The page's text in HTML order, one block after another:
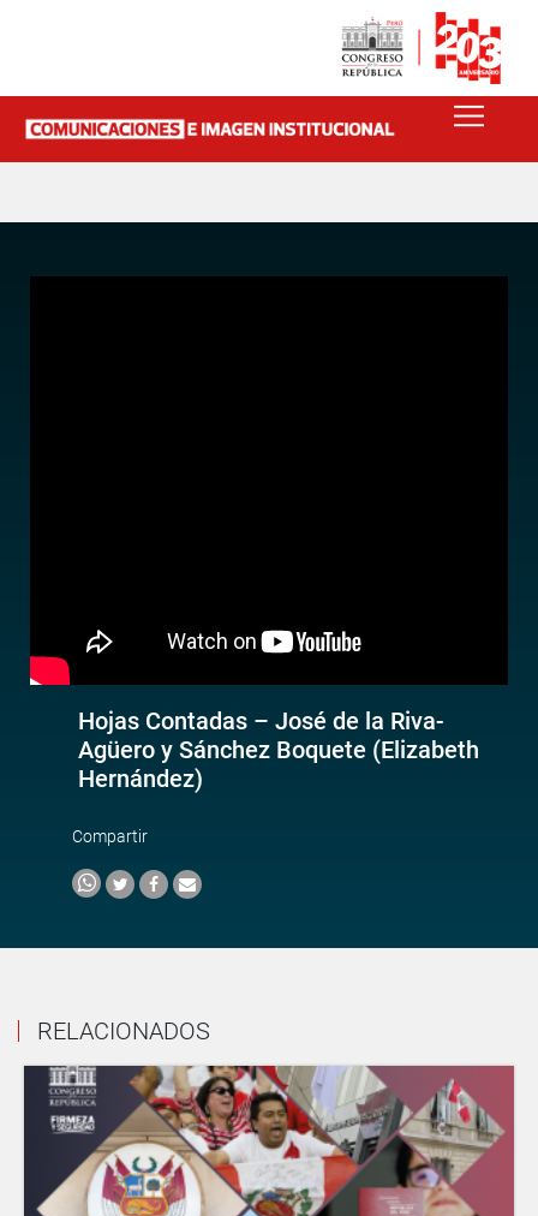
Hojas Contadas – José de la Riva-
Agüero y Sánchez Boquete (Elizabeth
Hernández)
Compartir
RELACIONADOS